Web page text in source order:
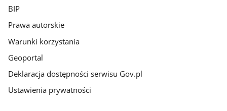
BIP
Prawa autorskie
Warunki korzystania
Geoportal
Deklaracja dostępności serwisu Gov.pl
Ustawienia prywatności